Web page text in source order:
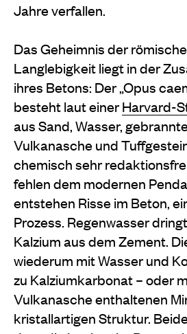
Jahre verfallen.
Das Geheimnis der
Langlebigkeit liegt in der
ihres Betons: Der „Opus
besteht laut einerHarvard-
aus Sand, Wasser,
Vulkanasche und
chemisch sehr
fehlen dem modernen
entstehen Risse im Beton,
Prozess. Regenwasser
Kalzium aus dem Zement.
wiederum mit Wasser und
zu Kalziumkarbonat – oder
Vulkanasche enthaltenen
kristallartigen Struktur.